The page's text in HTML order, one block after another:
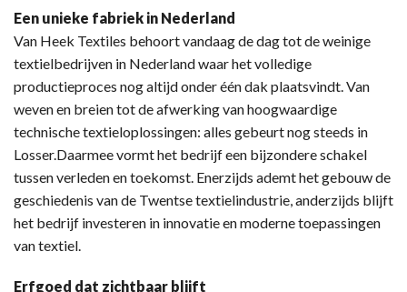
Een unieke fabriek in Nederland
Van Heek Textiles behoort vandaag de dag tot de weinige
textielbedrijven in Nederland waar het volledige
productieproces nog altijd onder één dak plaatsvindt. Van
weven en breien tot de afwerking van hoogwaardige
technische textieloplossingen: alles gebeurt nog steeds in
Losser.Daarmee vormt het bedrijf een bijzondere schakel
tussen verleden en toekomst. Enerzijds ademt het gebouw de
geschiedenis van de Twentse textielindustrie, anderzijds blijft
het bedrijf investeren in innovatie en moderne toepassingen
van textiel.
Erfgoed dat zichtbaar blijft